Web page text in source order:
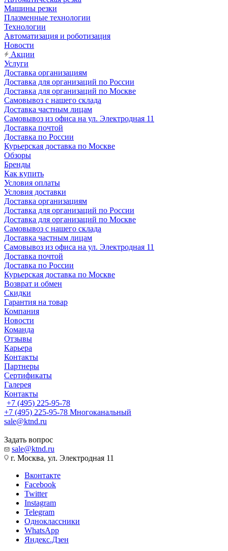
Машины резки
Плазменные технологии
Технологии
Автоматизация и роботизация
Новости
Акции
Услуги
Доставка организациям
Доставка для организаций по России
Доставка для организаций по Москве
Самовывоз с нашего склада
Доставка частным лицам
Самовывоз из офиса на ул. Электродная 11
Доставка почтой
Доставка по России
Курьерская доставка по Москве
Обзоры
Бренды
Как купить
Условия оплаты
Условия доставки
Доставка организациям
Доставка для организаций по России
Доставка для организаций по Москве
Самовывоз с нашего склада
Доставка частным лицам
Самовывоз из офиса на ул. Электродная 11
Доставка почтой
Доставка по России
Курьерская доставка по Москве
Возврат и обмен
Скидки
Гарантия на товар
Компания
Новости
Команда
Отзывы
Карьера
Контакты
Партнеры
Сертификаты
Галерея
Контакты
+7 (495) 225-95-78
+7 (495) 225-95-78 Многоканальный
sale@ktnd.ru
Задать вопрос
sale@ktnd.ru
г. Москва, ул. Электродная 11
Вконтакте
Facebook
Twitter
Instagram
Telegram
Одноклассники
WhatsApp
Яндекс.Дзен